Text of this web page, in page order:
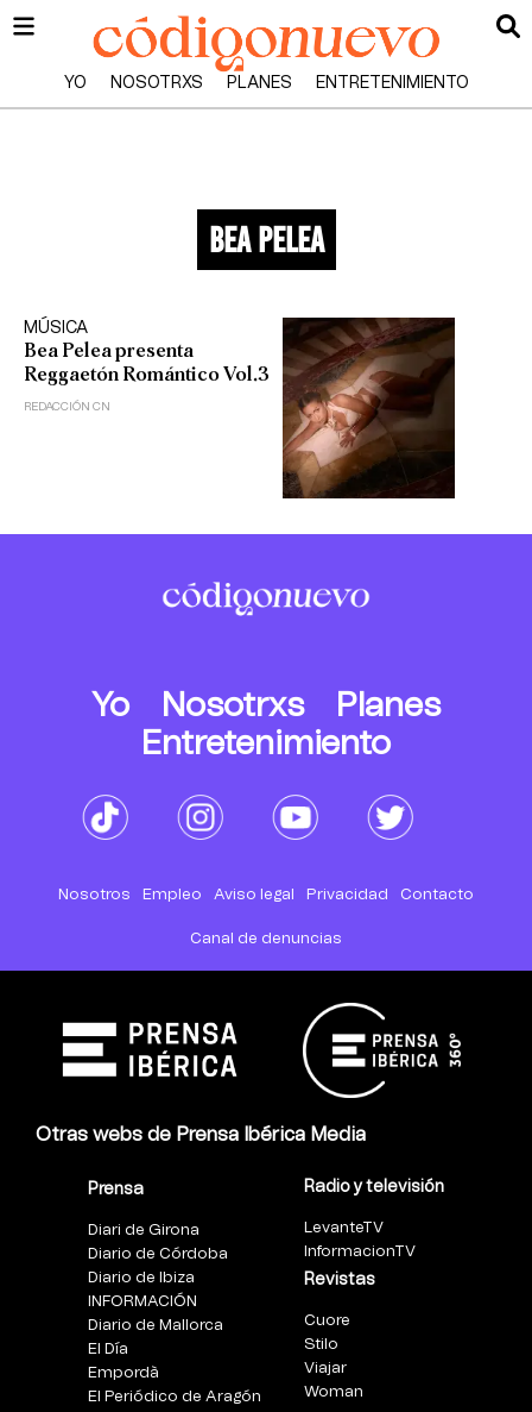
YO NOSOTRXS PLANES ENTRETENIMIENTO
bea pelea
MÚSICA
Bea Pelea presenta
Reggaetón Romántico Vol.3
REDACCIÓN CN
Yo Nosotrxs
Planes
Entretenimiento
Nosotros Empleo Aviso legal Privacidad Contacto
Canal de denuncias
Otras webs de Prensa Ibérica Media
Prensa
Diari de Girona
Diario de Córdoba
Diario de Ibiza
INFORMACIÓN
Diario de Mallorca
El Día
Empordà
El Periódico de Aragón
Radio y televisión
LevanteTV
InformacionTV
Revistas
Cuore
Stilo
Viajar
Woman